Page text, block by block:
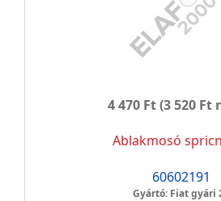
4 470 Ft(3 520 Ft
Ablakmosó
60602191
Gyártó: Fiat gyári